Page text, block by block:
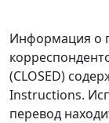
Информация о
(CLOSED)
Instructions.
перевод